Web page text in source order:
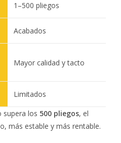
1–500 pliegos
Acabados
Mayor calidad y tacto
Limitados
supera los 500 pliegos, el
más estable y más rentable.